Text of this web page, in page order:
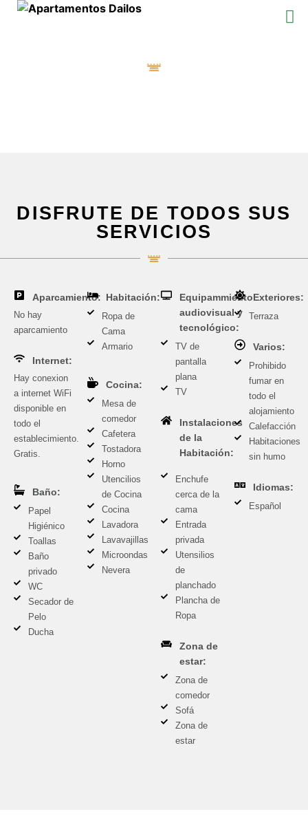
DISFRUTE DE TODOS SUS
SERVICIOS
Aparcamiento:
No hay
aparcamiento
Internet:
Hay conexion
a internet WiFi
disponible en
todo el
establecimiento.
Gratis.
Baño:
Papel
Higiénico
Toallas
Baño
privado
WC
Secador de
Pelo
Ducha
Habitación:
Ropa de
Cama
Armario
Cocina:
Mesa de
comedor
Cafetera
Tostadora
Horno
Utencilios
de Cocina
Cocina
Lavadora
Lavavajillas
Microondas
Nevera
Equipammiento
audiovisual y
tecnológico:
TV de
pantalla
plana
TV
Instalaciones
de la
Habitación:
Enchufe
cerca de la
cama
Entrada
privada
Utensilios
de
planchado
Plancha de
Ropa
Zona de
estar:
Zona de
comedor
Sofá
Zona de
estar
Exteriores:
Terraza
Varios:
Prohibido
fumar en
todo el
alojamiento
Calefacción
Habitaciones
sin humo
Idiomas:
Español